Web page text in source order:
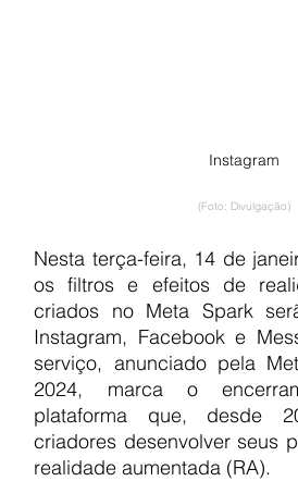
Instagram
(Foto: Divulgação)
Nesta terça-feira, 14 de
os filtros e efeitos de
criados no Meta Spark
Instagram, Facebook e
serviço, anunciado pela
2024, marca o
plataforma que, desde
criadores desenvolver seus
realidade aumentada (RA).